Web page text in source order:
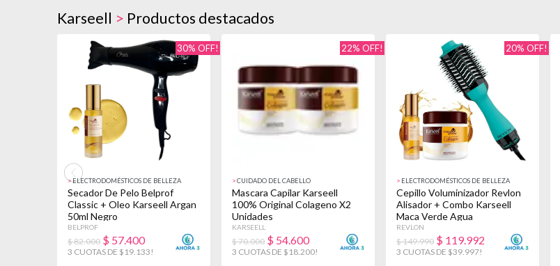
Karseell > Productos destacados
30% OFF!
>ELECTRODOMÉSTICOS DE BELLEZA
Secador De Pelo Belprof
Classic + Oleo Karseell Argan
50ml Negro
BELPROF
$ 82.000 $ 57.400
3 CUOTAS DE $19.133!
22% OFF!
>CUIDADO DEL CABELLO
Mascara Capilar Karseell
100% Original Colageno X2
Unidades
KARSEELL
$ 70.000 $ 54.600
3 CUOTAS DE $18.200!
20% OFF!
> ELECTRODOMÉSTICOS DE BELLEZA
Cepillo Voluminizador Revlon
Alisador + Combo Karseell
Maca Verde Agua
REVLON
$ 149.990 $ 119.992
3 CUOTAS DE $39.997!